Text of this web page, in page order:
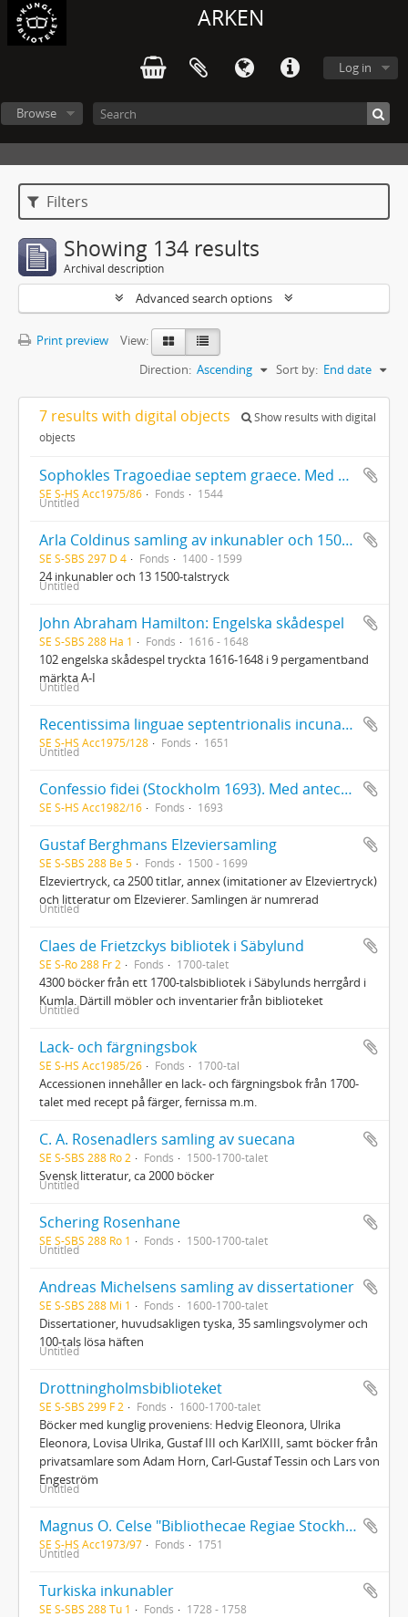
ARKEN
Log in
Browse
Filters
Showing 134 results
Archival description
Advanced search options
Print preview
View:
Sort by: End date
Direction: Ascending
7 results with digital objects
Show results with digital
objects
Sophokles Tragoediae septem graece. Med anteckningar av riksrådet Jöran Bengtsson Gylta (d. 1561), vars namnteckning också finns på titelbladet
SE S-HS Acc1975/86 Fonds 1544
Untitled
Arla Coldinus samling av inkunabler och 1500-talstryck
SE S-SBS 297 D 4 Fonds 1400 - 1599
24 inkunabler och 13 1500-talstryck
Untitled
John Abraham Hamilton: Engelska skådespel
SE S-SBS 288 Ha 1 Fonds 1616 - 1648
102 engelska skådespel tryckta 1616-1648 i 9 pergamentband
märkta A-I
Untitled
Recentissima linguae septentrionalis incunabula id est grammaticae islandicae rudimenta av Runólfur Jónsson med Georg Stiernhielms understrykningar och anteckningar
SE S-HS Acc1975/128 Fonds 1651
Untitled
Confessio fidei (Stockholm 1693). Med anteckningar framför allt på ett löst blad längst bak i boken. Flera namnteckningar, den första Per Johan Sjöström
SE S-HS Acc1982/16 Fonds 1693
Gustaf Berghmans Elzeviersamling
SE S-SBS 288 Be 5 Fonds 1500 - 1699
Elzeviertryck, ca 2500 titlar, annex (imitationer av Elzeviertryck)
och litteratur om Elzevierer. Samlingen är numrerad
Untitled
Claes de Frietzckys bibliotek i Säbylund
SE S-Ro 288 Fr 2 Fonds 1700-talet
4300 böcker från ett 1700-talsbibliotek i Säbylunds herrgård i
Kumla. Därtill möbler och inventarier från biblioteket
Untitled
Lack- och färgningsbok
SE S-HS Acc1985/26 Fonds 1700-tal
Accessionen innehåller en lack- och färgningsbok från 1700-
talet med recept på färger, fernissa m.m.
C. A. Rosenadlers samling av suecana
SE S-SBS 288 Ro 2 Fonds 1500-1700-talet
Svensk litteratur, ca 2000 böcker
Untitled
Schering Rosenhane
SE S-SBS 288 Ro 1 Fonds 1500-1700-talet
Untitled
Andreas Michelsens samling av dissertationer
SE S-SBS 288 Mi 1 Fonds 1600-1700-talet
Dissertationer, huvudsakligen tyska, 35 samlingsvolymer och
100-tals lösa häften
Untitled
Drottningholmsbiblioteket
SE S-SBS 299 F 2 Fonds 1600-1700-talet
Böcker med kunglig proveniens: Hedvig Eleonora, Ulrika
Eleonora, Lovisa Ulrika, Gustaf III och KarlXIII, samt böcker från
privatsamlare som Adam Horn, Carl-Gustaf Tessin och Lars von
Engeström
Untitled
Magnus O. Celse "Bibliothecae Regiae Stockholmensis historia brevis et succincta" med rättelser och tillägg av författarens egen hand
SE S-HS Acc1973/97 Fonds 1751
Untitled
Turkiska inkunabler
SE S-SBS 288 Tu 1 Fonds 1728 - 1758